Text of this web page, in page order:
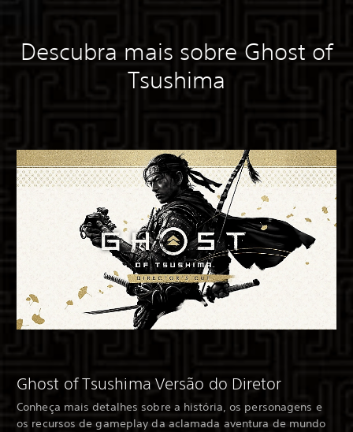
Descubra mais sobre Ghost of
Tsushima
Ghost of Tsushima Versão do Diretor
Conheça mais detalhes sobre a história, os personagens e
os recursos de gameplay da aclamada aventura de mundo